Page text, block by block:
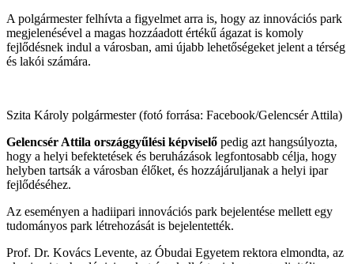
A polgármester felhívta a figyelmet arra is, hogy az innovációs park
megjelenésével a magas hozzáadott értékű ágazat is komoly
fejlődésnek indul a városban, ami újabb lehetőségeket jelent a térség
és lakói számára.
Szita Károly polgármester (fotó forrása: Facebook/Gelencsér Attila)
Gelencsér Attila országgyűlési képviselő pedig azt hangsúlyozta,
hogy a helyi befektetések és beruházások legfontosabb célja, hogy
helyben tartsák a városban élőket, és hozzájáruljanak a helyi ipar
fejlődéséhez.
Az eseményen a hadiipari innovációs park bejelentése mellett egy
tudományos park létrehozását is bejelentették.
Prof. Dr. Kovács Levente, az Óbudai Egyetem rektora elmondta, az